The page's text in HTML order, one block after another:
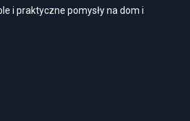
i praktyczne pomysły na dom i